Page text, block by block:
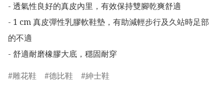
- 透氣性良好的真皮內里，有效保持雙腳乾爽舒適
- 1 cm 真皮彈性乳膠軟鞋墊，有助減輕步行及久站時足部
的不適
- 舒適耐磨橡膠大底，穩固耐穿
雕花鞋
德比鞋 紳士鞋